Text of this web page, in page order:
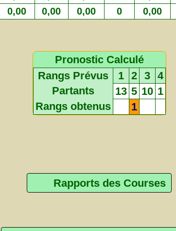
0,00 0,00 0,00 0 0,00
Pronostic Calculé
Rangs Prévus
1 2 3
4
Partants
13 5 10 1
Rangs obtenus
1
Rapports des Courses